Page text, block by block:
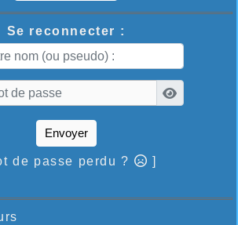
Se reconnecter :
Envoyer
de passe perdu ? ]